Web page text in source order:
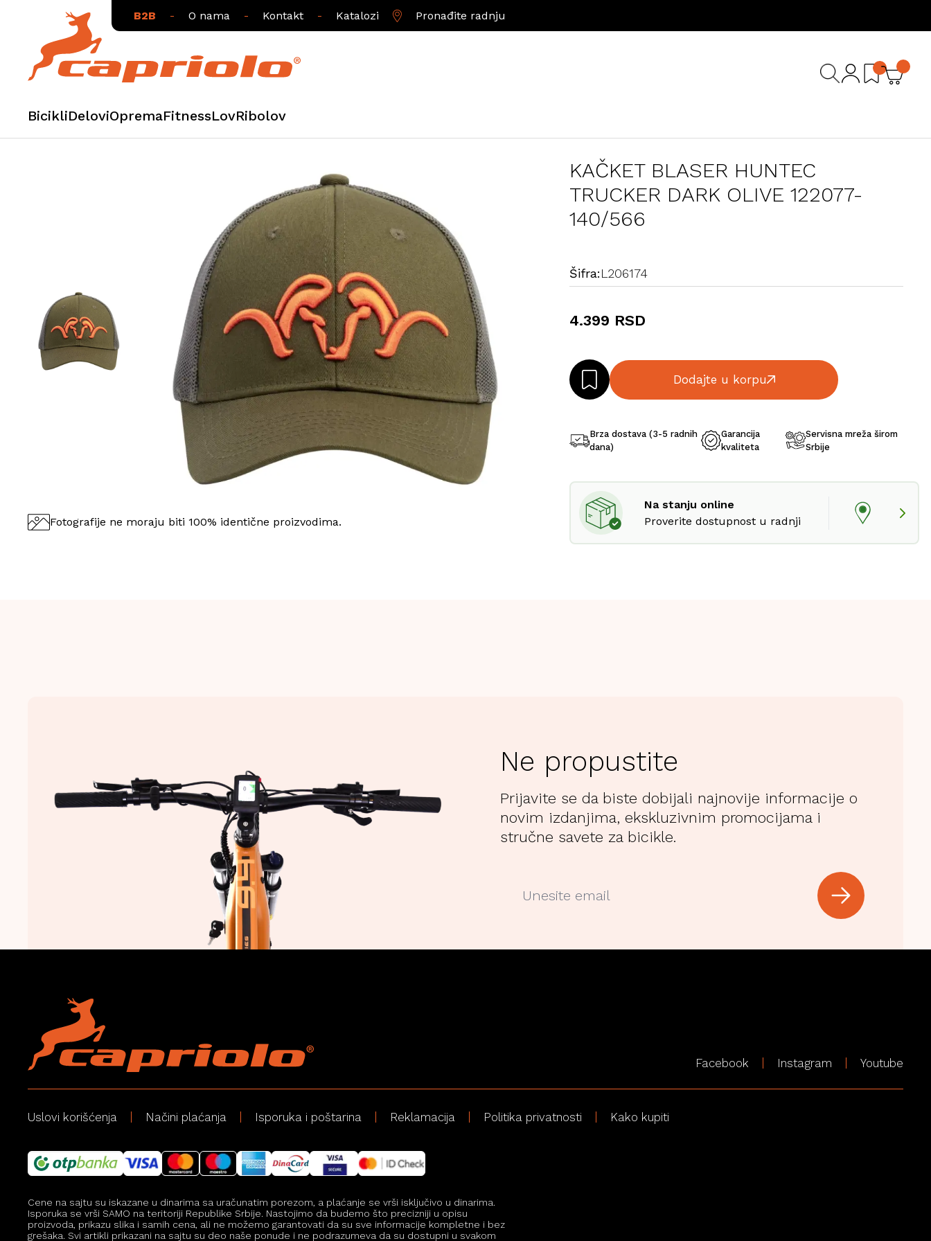
B2B - O nama - Kontakt - Katalozi Pronađite radnju
BicikliDeloviOpremaFitnessLovRibolov
Fotografije ne moraju biti 100% identične proizvodima.
KAČKET BLASER HUNTEC
TRUCKER DARK OLIVE 122077-
140/566
Šifra:L206174
4.399 RSD
Dodajte u korpu
Brza dostava (3-5 radnih
dana)
Garancija
kvaliteta
Servisna mreža širom
Srbije
Na stanju online
Proverite dostupnost u radnji
Ne propustite
Prijavite se da biste dobijali najnovije informacije o
novim izdanjima, ekskluzivnim promocijama i
stručne savete za bicikle.
Facebook Instagram Youtube
Uslovi korišćenja Načini plaćanja Isporuka i poštarina Reklamacija Politika privatnosti Kako kupiti
Cene na sajtu su iskazane u dinarima sa uračunatim porezom, a plaćanje se vrši isključivo u dinarima.
Isporuka se vrši SAMO na teritoriji Republike Srbije. Nastojimo da budemo što precizniji u opisu
proizvoda, prikazu slika i samih cena, ali ne možemo garantovati da su sve informacije kompletne i bez
grešaka. Svi artikli prikazani na sajtu su deo naše ponude i ne podrazumeva da su dostupni u svakom